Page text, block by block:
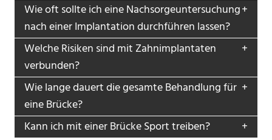
Wie oft sollte ich eine Nachsorgeuntersuchung
nach einer Implantation durchführen lassen?
Welche Risiken sind mit Zahnimplantaten
verbunden?
Wie lange dauert die gesamte Behandlung für
eine Brücke?
Kann ich mit einer Brücke Sport treiben?